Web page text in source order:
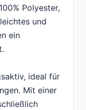
Polyester,
und
ein
ideal für
Mit einer